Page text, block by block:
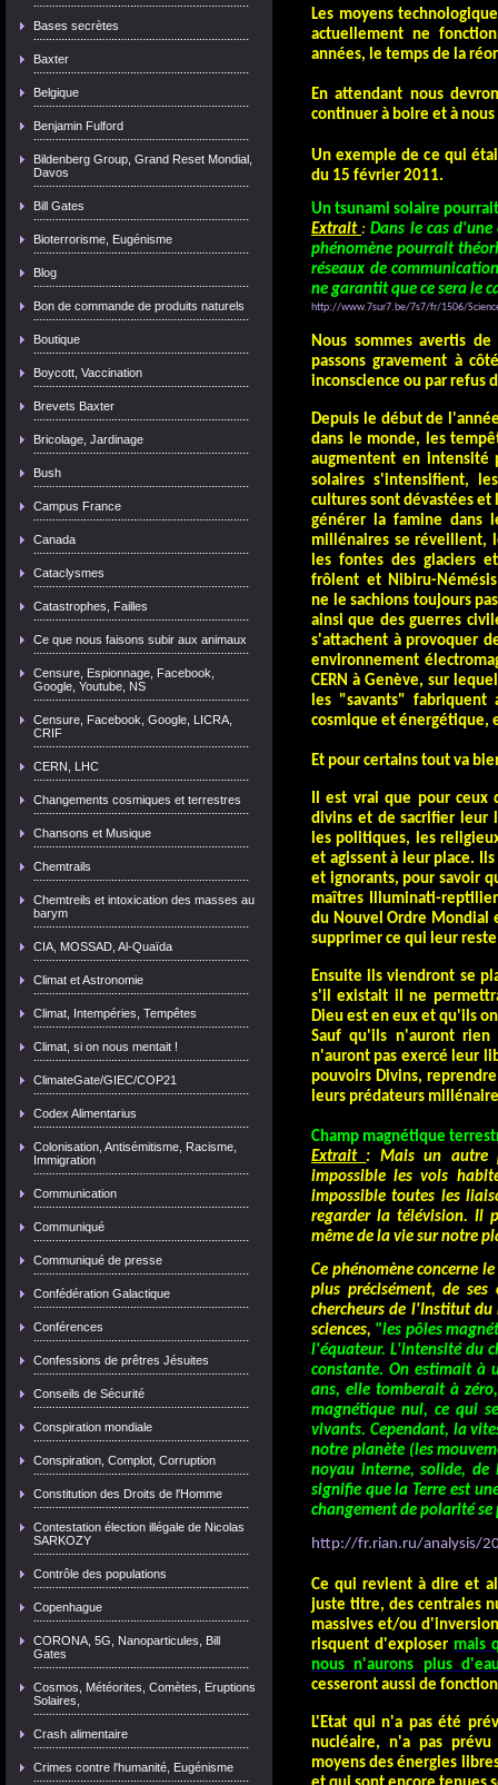
Bases secrètes
Baxter
Belgique
Benjamin Fulford
Bildenberg Group, Grand Reset Mondial,
Davos
Bill Gates
Bioterrorisme, Eugénisme
Blog
Bon de commande de produits naturels
Boutique
Boycott, Vaccination
Brevets Baxter
Bricolage, Jardinage
Bush
Campus France
Canada
Cataclysmes
Catastrophes, Failles
Ce que nous faisons subir aux animaux
Censure, Espionnage, Facebook,
Google, Youtube, NS
Censure, Facebook, Google, LICRA,
CRIF
CERN, LHC
Changements cosmiques et terrestres
Chansons et Musique
Chemtrails
Chemtreils et intoxication des masses au
barym
CIA, MOSSAD, Al-Quaïda
Climat et Astronomie
Climat, Intempéries, Tempêtes
Climat, si on nous mentait !
ClimateGate/GIEC/COP21
Codex Alimentarius
Colonisation, Antisémitisme, Racisme,
Immigration
Communication
Communiqué
Communiqué de presse
Confédération Galactique
Conférences
Confessions de prêtres Jésuites
Conseils de Sécurité
Conspiration mondiale
Conspiration, Complot, Corruption
Constitution des Droits de l'Homme
Contestation élection illégale de Nicolas
SARKOZY
Contrôle des populations
Copenhague
CORONA, 5G, Nanoparticules, Bill
Gates
Cosmos, Météorites, Comètes, Eruptions
Solaires,
Crash alimentaire
Crimes contre l'humanité, Eugénisme
Les moyens
actuellement ne
années, le temps de la
En attendant nous
continuer à boire et à
Un exemple de ce qui
du 15 février 2011.
Un tsunami solaire
Extrait: Dans le cas
phénomène pourrait
réseaux de
ne garantit que ce sera le
http://www.7sur7.be/7s7/fr/1506/
Nous sommes avertis
passons gravement à
inconscience ou par refus
Depuis le début de
dans le monde, les
augmentent en intensité
solaires s'intensifient,
cultures sont dévastées
générer la famine dans
millénaires se réveillent,
les fontes des glaciers
frôlent et Nibiru-
ne le sachions toujours
ainsi que des guerres
s'attachent à provoquer
environnement
CERN à Genève, sur
les "savants" fabriquent
cosmique et énergétique,
Et pour certains tout va
Il est vrai que pour ceux
divins et de sacrifier leur
les politiques, les
et agissent à leur place.
et ignorants, pour savoir
maîtres Illuminati-
du Nouvel Ordre Mondial
supprimer ce qui leur
Ensuite ils viendront se
s'il existait il ne
Dieu est en eux et qu'ils
Sauf qu'ils n'auront
n'auront pas exercé leur
pouvoirs Divins,
leurs prédateurs
Champ magnétique
Extrait: Mais un autre
impossible les vols
impossible toutes les
regarder la télévision. Il
même de la vie sur notre
Ce phénomène concerne
plus précisément, de ses
chercheurs de l'Institut du
sciences, "les pôles
l'équateur. L'intensité du
constante. On estimait à
ans, elle tomberait à
magnétique nul, ce qui
vivants. Cependant, la
notre planète (les
noyau interne, solide, de
signifie que la Terre est
changement de polarité
http://fr.rian.ru/analysis/
Ce qui revient à dire et
juste titre, des centrales
massives et/ou
risquent d'exploser mais
nous n'aurons plus
cesseront aussi de
L'Etat qui n'a pas été
nucléaire, n'a pas
moyens des énergies